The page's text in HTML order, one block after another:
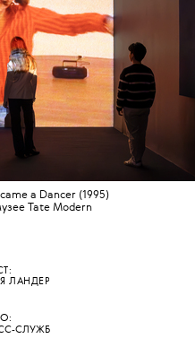
a Dancer (1995)
Tate Modern
ЛАНДЕР
СЛУЖБ